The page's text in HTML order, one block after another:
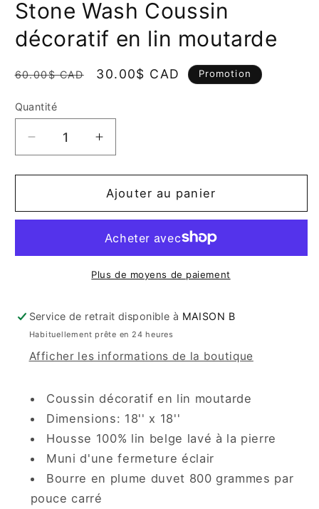
dans
une
fenêtre
modale
Stone Wash Coussin
décoratif en lin moutarde
Prix
60.00$ CAD
Prix
30.00$ CAD Promotion
Quantité
Quantité
Réduire
la
quantité
Stone
décoratif
Augmenter
la
quantité
de
Stone
Coussin
décoratif
en
Ajouter au panier
Plus de moyens de paiement
Service de retrait disponible à MAISON B
Habituellement prête en 24 heures
Afficher les informations de la boutique
Coussin décoratif en lin moutarde
Dimensions: 18'' x 18''
Housse 100% lin belge lavé à la pierre
Muni d'une fermeture éclair
Bourre en plume duvet 800 grammes par
pouce carré